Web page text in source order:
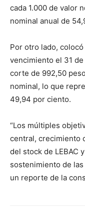
cada 1.000 de valor
nominal anual de
Por otro lado,
vencimiento el 31
corte de 992,50
nominal, lo que
49,94 por ciento.
“Los múltiples
central, crecimiento
del stock de LEBAC
sostenimiento de
un reporte de la